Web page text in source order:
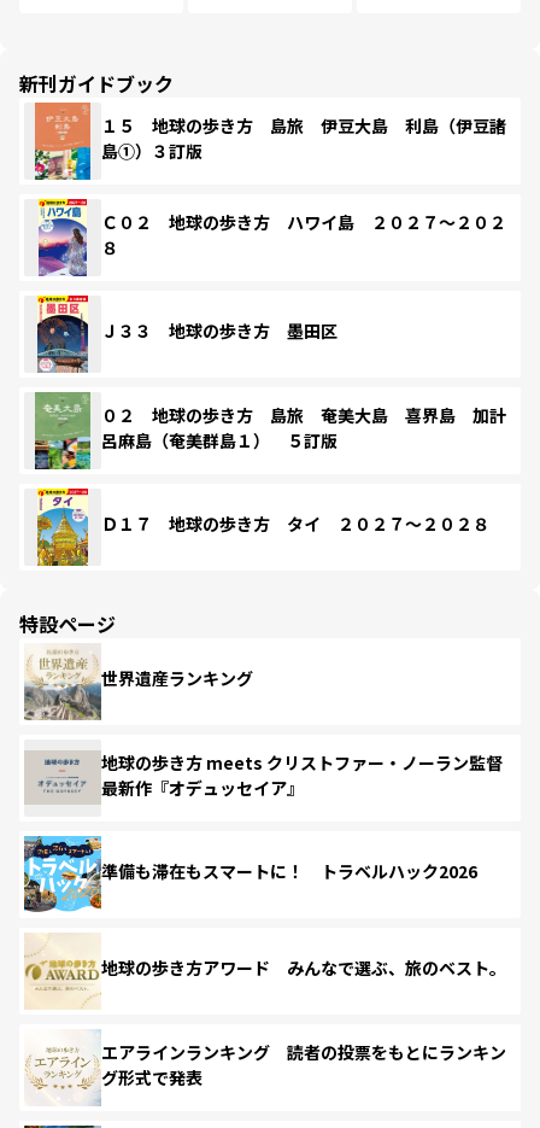
新刊ガイドブック
１５ 地球の歩き方 島旅 伊豆大島 利島（伊豆諸
島①）３訂版
Ｃ０２ 地球の歩き方 ハワイ島 ２０２７～２０２
８
Ｊ３３ 地球の歩き方 墨田区
０２ 地球の歩き方 島旅 奄美大島 喜界島 加計
呂麻島（奄美群島１） ５訂版
Ｄ１７ 地球の歩き方 タイ ２０２７～２０２８
特設ページ
世界遺産ランキング
地球の歩き方 meets クリストファー・ノーラン監督
最新作『オデュッセイア』
準備も滞在もスマートに！ トラベルハック2026
地球の歩き方アワード みんなで選ぶ、旅のベスト。
エアラインランキング 読者の投票をもとにランキン
グ形式で発表